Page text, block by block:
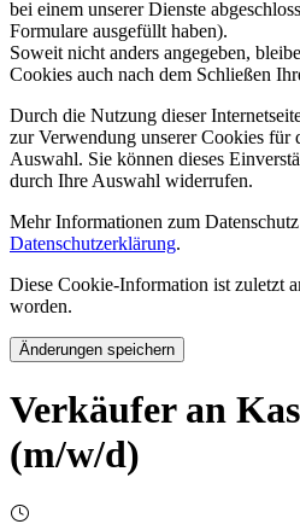
bei einem unserer Dienste
Formulare ausgefüllt haben).
Soweit nicht anders angegeben,
Cookies auch nach dem Schließen
Durch die Nutzung dieser
zur Verwendung unserer Cookies für
Auswahl. Sie können dieses
durch Ihre Auswahl widerrufen.
Mehr Informationen zum
Datenschutzerklärung.
Diese Cookie-Information ist zuletzt
worden.
Änderungen speichern
Verkäufer an
(m/w/d)